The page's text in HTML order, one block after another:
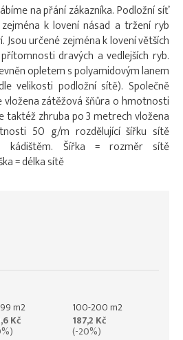
na přání zákazníka. Podložní síť
k lovení násad a tržení ryb
určené zejména k lovení větších
dravých a vedlejších ryb.
opletem s polyamidovým lanem
velikosti podložní sítě). Společně
vložena zátěžová šňůra o hmotnosti
taktéž zhruba po 3 metrech vložena
50 g/m rozdělující šířku sítě
kádištěm. Šířka = rozměr sítě
= délka sítě
m2
Kč
100-200 m2
187,2 Kč
(-20%)